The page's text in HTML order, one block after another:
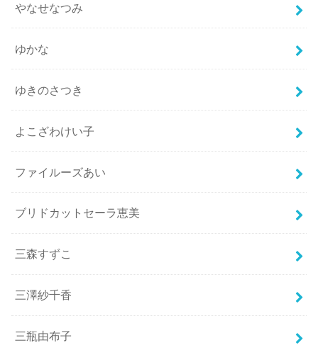
やなせなつみ
ゆかな
ゆきのさつき
よこざわけい子
ファイルーズあい
ブリドカットセーラ恵美
三森すずこ
三澤紗千香
三瓶由布子